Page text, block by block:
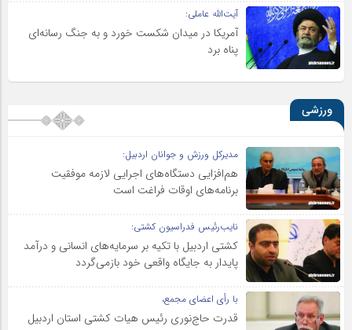
آیت‌الله عاملی:
آمریکا در میدان شکست خورد و به جنگ رسانه‌ای
پناه برد
ورزشی
مدیرکل ورزش و جوانان اردبیل:
هم‌افزایی دستگاه‌های اجرایی لازمه موفقیت
برنامه‌های اوقات فراغت است
نایب‌رئیس فدراسیون کشتی:
کشتی اردبیل با تکیه بر سرمایه‌های انسانی و درآمد
پایدار به جایگاه واقعی خود بازمی‌گردد
با رأی اعضای مجمع،
قدرت حاج‌نوری رئیس هیات کشتی استان اردبیل